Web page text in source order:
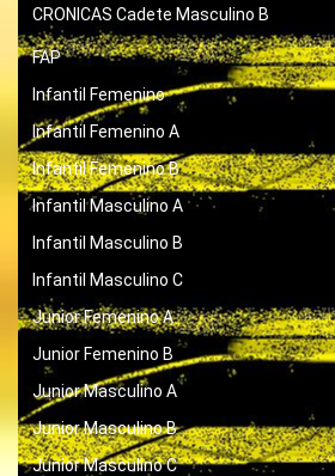
CRONICAS Cadete Masculino B
FAP
Infantil Femenino
Infantil Femenino A
Infantil Femenino B
Infantil Masculino A
Infantil Masculino B
Infantil Masculino C
Junior Femenino A
Junior Femenino B
Junior Masculino A
Junior Masculino B
Junior Masculino C